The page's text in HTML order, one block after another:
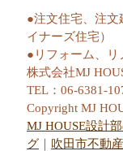
●注文住宅、注
イナーズ住宅）
●リフォーム、
株式会社MJ
TEL：06-6381-
Copyright MJ
MJ HOUSE設計
グ
吹田市不動